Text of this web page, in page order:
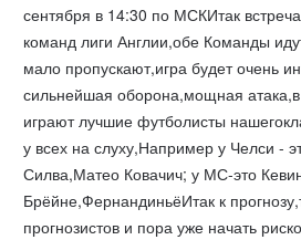
сентября в 14:30 по МСКИтак
команд лиги Англии,обе Команды
мало пропускают,игра будет очень
сильнейшая оборона,мощная
играют лучшие футболисты
у всех на слуху,Например у Челси -
Силва,Матео Ковачич; у МС-это
Брёйне,ФернандиньёИтак к
прогнозистов и пора уже начать